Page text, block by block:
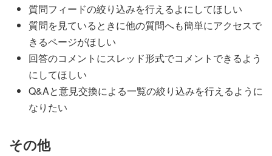
質問フィードの絞り込みを行えるよにしてほしい
質問を見ているときに他の質問へも簡単にアクセスで
きるページがほしい
回答のコメントにスレッド形式でコメントできるよう
にしてほしい
Q&Aと意見交換による一覧の絞り込みを行えるように
なりたい
その他